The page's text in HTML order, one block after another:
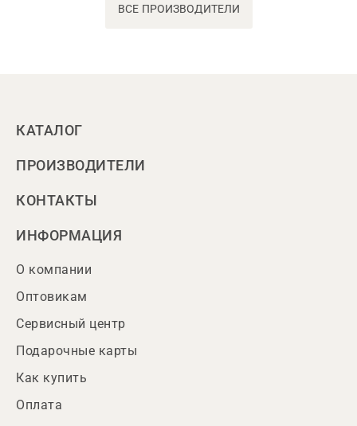
ВСЕ ПРОИЗВОДИТЕЛИ
КАТАЛОГ
ПРОИЗВОДИТЕЛИ
КОНТАКТЫ
ИНФОРМАЦИЯ
О компании
Оптовикам
Сервисный центр
Подарочные карты
Как купить
Оплата